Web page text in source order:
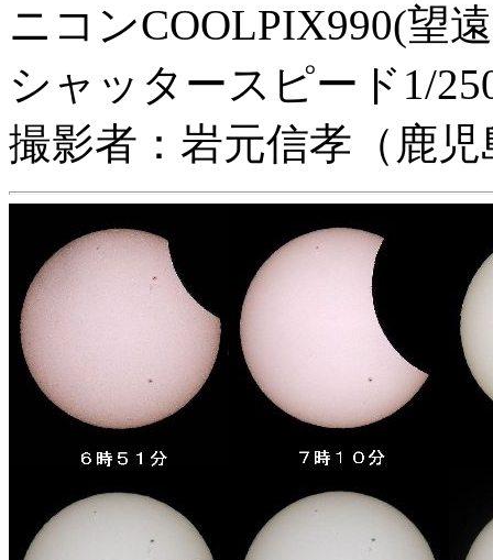
ニコンCOOLPIX990(望
シャッタースピード1/
撮影者：岩元信孝（鹿